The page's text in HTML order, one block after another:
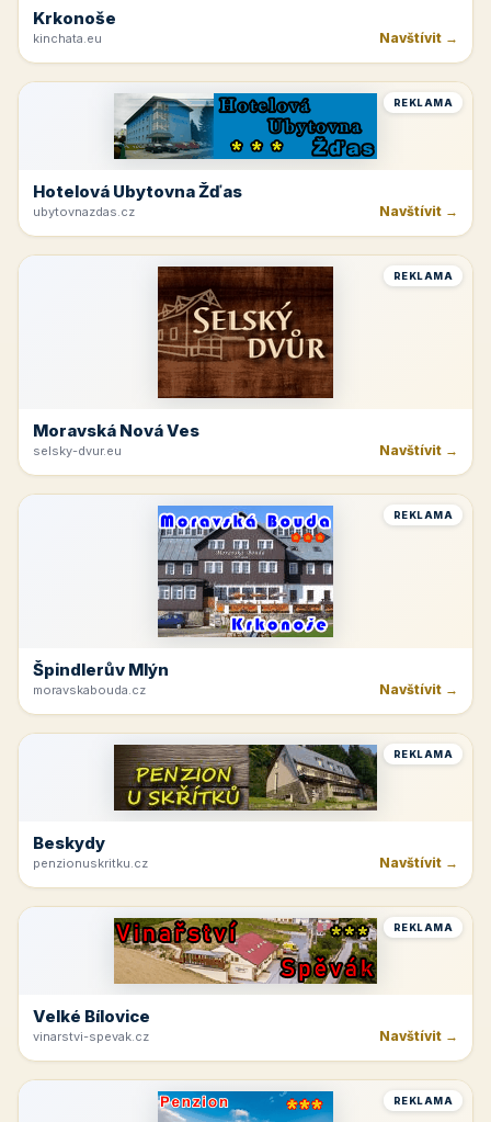
Krkonoše
kinchata.eu Navštívit →
REKLAMA
Hotelová Ubytovna Žďas
ubytovnazdas.cz Navštívit →
REKLAMA
Moravská Nová Ves
selsky-dvur.eu Navštívit →
REKLAMA
Špindlerův Mlýn
moravskabouda.cz Navštívit →
REKLAMA
Beskydy
penzionuskritku.cz Navštívit →
REKLAMA
Velké Bílovice
vinarstvi-spevak.cz Navštívit →
REKLAMA